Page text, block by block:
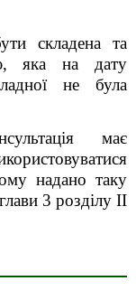
складена та
яка на дату
не була
має
надано таку
3 розділу ІІ